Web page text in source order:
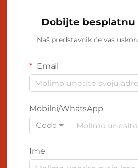
Dobijte besplatnu
Naš predstavnik će vas
Email
Mobilni/WhatsApp
Code
Ime